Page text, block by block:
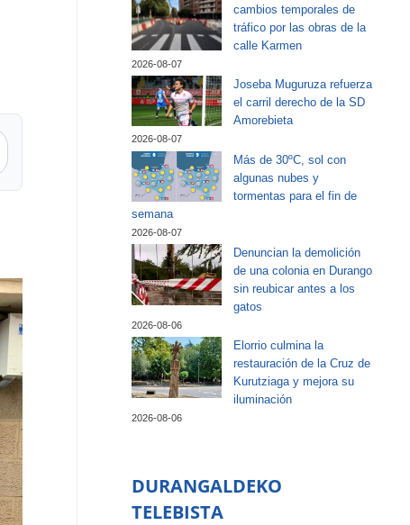
cambios temporales de
tráfico por las obras de la
calle Karmen
2026-08-07
Joseba Muguruza refuerza
el carril derecho de la SD
Amorebieta
2026-08-07
Más de 30ºC, sol con
algunas nubes y
tormentas para el fin de
semana
2026-08-07
Denuncian la demolición
de una colonia en Durango
sin reubicar antes a los
gatos
2026-08-06
Elorrio culmina la
restauración de la Cruz de
Kurutziaga y mejora su
iluminación
2026-08-06
DURANGALDEKO
TELEBISTA